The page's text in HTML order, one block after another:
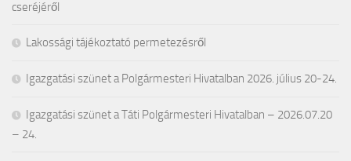
cseréjéről
Lakossági tájékoztató permetezésről
Igazgatási szünet a Polgármesteri Hivatalban 2026. július 20-24.
Igazgatási szünet a Táti Polgármesteri Hivatalban – 2026.07.20
– 24.